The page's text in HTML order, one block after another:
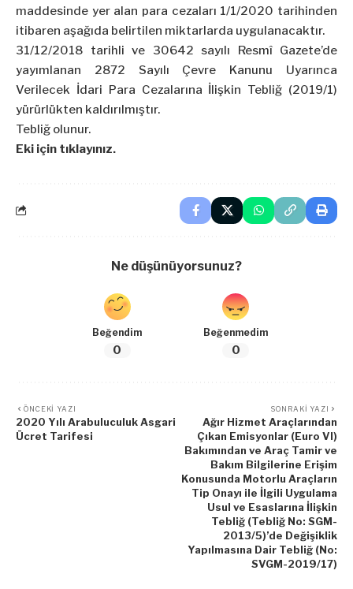
maddesinde yer alan para cezaları 1/1/2020 tarihinden
itibaren aşağıda belirtilen miktarlarda uygulanacaktır.
31/12/2018 tarihli ve 30642 sayılı Resmî Gazete’de
yayımlanan 2872 Sayılı Çevre Kanunu Uyarınca
Verilecek İdari Para Cezalarına İlişkin Tebliğ (2019/1)
yürürlükten kaldırılmıştır.
Tebliğ olunur.
Eki için tıklayınız.
Ne düşünüyorsunuz?
Beğendim
0
Beğenmedim
0
ÖNCEKI YAZI
2020 Yılı Arabuluculuk Asgari
Ücret Tarifesi
SONRAKI YAZI
Ağır Hizmet Araçlarından
Çıkan Emisyonlar (Euro VI)
Bakımından ve Araç Tamir ve
Bakım Bilgilerine Erişim
Konusunda Motorlu Araçların
Tip Onayı ile İlgili Uygulama
Usul ve Esaslarına İlişkin
Tebliğ (Tebliğ No: SGM-
2013/5)’de Değişiklik
Yapılmasına Dair Tebliğ (No:
SVGM-2019/17)